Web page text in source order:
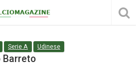
Serie A Udinese
Barreto